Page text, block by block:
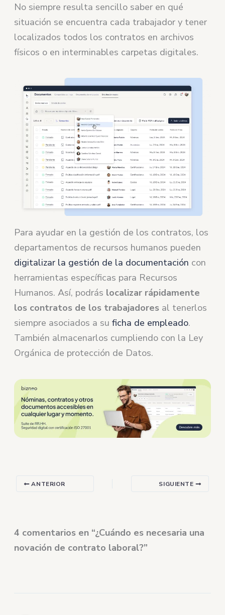
No siempre resulta sencillo saber en qué
situación se encuentra cada trabajador y tener
localizados todos los contratos en archivos
físicos o en interminables carpetas digitales.
Para ayudar en la gestión de los contratos, los
departamentos de recursos humanos pueden
digitalizar la gestión de la documentación con
herramientas específicas para Recursos
Humanos. Así, podrás localizar rápidamente
los contratos de los trabajadores al tenerlos
siempre asociados a suficha de empleado.
También almacenarlos cumpliendo con la Ley
Orgánica de protección de Datos.
ANTERIOR SIGUIENTE
4 comentarios en “¿Cuándo es necesaria una
novación de contrato laboral?”